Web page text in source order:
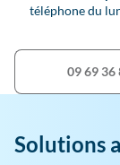
téléphone du
09 69 36
Solutions